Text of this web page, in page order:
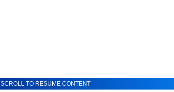
SCROLL TO RESUME CONTENT